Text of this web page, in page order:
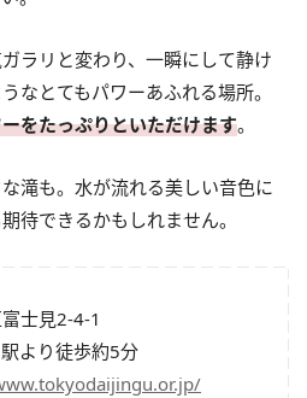
ラリと変わり、一瞬にして静け
なとてもパワーあふれる場所。
をたっぷりといただけます。
滝も。水が流れる美しい音色に
待できるかもしれません。
士見2-4-1
より徒歩約5分